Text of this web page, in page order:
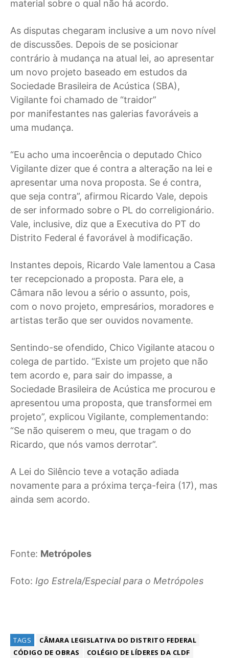
material sobre o qual não há acordo.
As disputas chegaram inclusive a um novo nível
de discussões. Depois de se posicionar
contrário à mudança na atual lei, ao apresentar
um novo projeto baseado em estudos da
Sociedade Brasileira de Acústica (SBA),
Vigilante foi chamado de “traidor”
por manifestantes nas galerias favoráveis a
uma mudança.
“Eu acho uma incoerência o deputado Chico
Vigilante dizer que é contra a alteração na lei e
apresentar uma nova proposta. Se é contra,
que seja contra”, afirmou Ricardo Vale, depois
de ser informado sobre o PL do correligionário.
Vale, inclusive, diz que a Executiva do PT do
Distrito Federal é favorável à modificação.
Instantes depois, Ricardo Vale lamentou a Casa
ter recepcionado a proposta. Para ele, a
Câmara não levou a sério o assunto, pois,
com o novo projeto, empresários, moradores e
artistas terão que ser ouvidos novamente.
Sentindo-se ofendido, Chico Vigilante atacou o
colega de partido. “Existe um projeto que não
tem acordo e, para sair do impasse, a
Sociedade Brasileira de Acústica me procurou e
apresentou uma proposta, que transformei em
projeto”, explicou Vigilante, complementando:
“Se não quiserem o meu, que tragam o do
Ricardo, que nós vamos derrotar”.
A Lei do Silêncio teve a votação adiada
novamente para a próxima terça-feira (17), mas
ainda sem acordo.
Fonte: Metrópoles
Foto: Igo Estrela/Especial para o Metrópoles
TAGS
CÂMARA LEGISLATIVA DO DISTRITO FEDERAL
CÓDIGO DE OBRAS
COLÉGIO DE LÍDERES DA CLDF